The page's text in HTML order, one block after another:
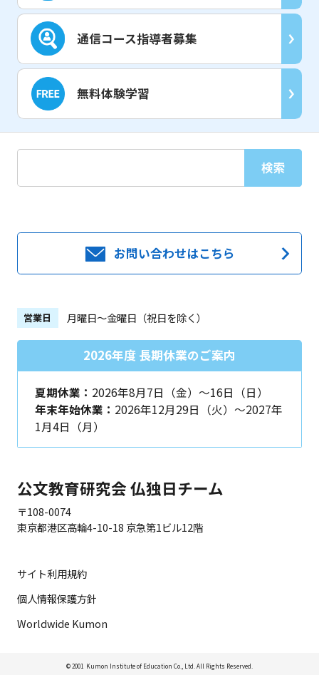
通信コース指導者募集
無料体験学習
お問い合わせはこちら
営業日 月曜日～金曜日（祝日を除く）
2026年度 長期休業のご案内
夏期休業： 2026年8月7日（金）～16日（日）
年末年始休業： 2026年12月29日（火）～2027年
1月4日（月）
公文教育研究会 仏独日チーム
〒108-0074
東京都港区高輪4-10-18 京急第1ビル12階
サイト利用規約
個人情報保護方針
Worldwide Kumon
© 2001 Kumon Institute of Education Co., Ltd. All Rights Reserved.